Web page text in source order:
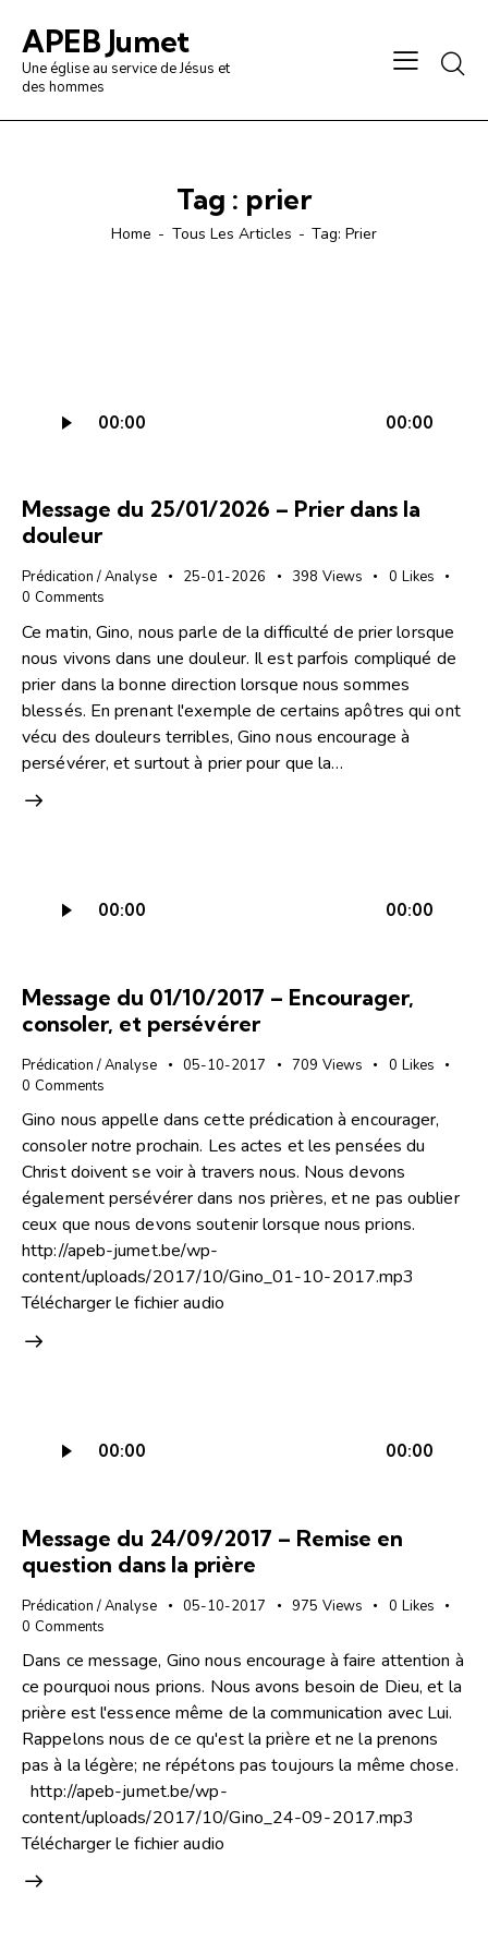
APEB Jumet
Une église au service de Jésus et
des hommes
Tag : prier
Home Tous Les Articles Tag: Prier
audio
00:00 00:00
Message du 25/01/2026 – Prier dans la
douleur
Prédication / Analyse 25-01-2026 398 Views 0 Likes
0 Comments
Ce matin, Gino, nous parle de la difficulté de prier lorsque
nous vivons dans une douleur. Il est parfois compliqué de
prier dans la bonne direction lorsque nous sommes
blessés. En prenant l'exemple de certains apôtres qui ont
vécu des douleurs terribles, Gino nous encourage à
persévérer, et surtout à prier pour que la…
audio
00:00 00:00
Message du 01/10/2017 – Encourager,
consoler, et persévérer
Prédication / Analyse 05-10-2017 709 Views 0 Likes
0 Comments
Gino nous appelle dans cette prédication à encourager,
consoler notre prochain. Les actes et les pensées du
Christ doivent se voir à travers nous. Nous devons
également persévérer dans nos prières, et ne pas oublier
ceux que nous devons soutenir lorsque nous prions.
http://apeb-jumet.be/wp-
content/uploads/2017/10/Gino_01-10-2017.mp3
Télécharger le fichier audio
audio
00:00 00:00
Message du 24/09/2017 – Remise en
question dans la prière
Prédication / Analyse 05-10-2017 975 Views 0 Likes
0 Comments
Dans ce message, Gino nous encourage à faire attention à
ce pourquoi nous prions. Nous avons besoin de Dieu, et la
prière est l'essence même de la communication avec Lui.
Rappelons nous de ce qu'est la prière et ne la prenons
pas à la légère; ne répétons pas toujours la même chose.
http://apeb-jumet.be/wp-
content/uploads/2017/10/Gino_24-09-2017.mp3
Télécharger le fichier audio